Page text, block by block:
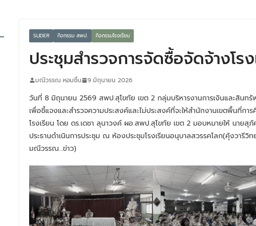
SLIDER กิจกรรม สพป. กิจกรรมโรงเรียน
ประชุมสำรวจการจัดซื้อจัดจ้างโร
มณีวรรณ หอมชื่น 9 มิถุนายน 2026
วันที่ 8 มิถุนายน 2569 สพป.สุโขทัย เขต 2 กลุ่มบริหารงานการเงินและสินทรั
เพื่อชี้แจงและสำรวจความประสงค์และไม่ประสงค์ที่จะให้สำนักงานเขตพื้นที่ก
โรงเรียน โดย ดร.เดชา ลุนาวงค์ ผอ.สพป.สุโขทัย เขต 2 มอบหมายให้ นาย
ประธานดำเนินการประชุม ณ ห้องประชุมโรงเรียนอนุบาลสวรรคโลก(คุ้งวารี
มณีวรรณ…ข่าว)